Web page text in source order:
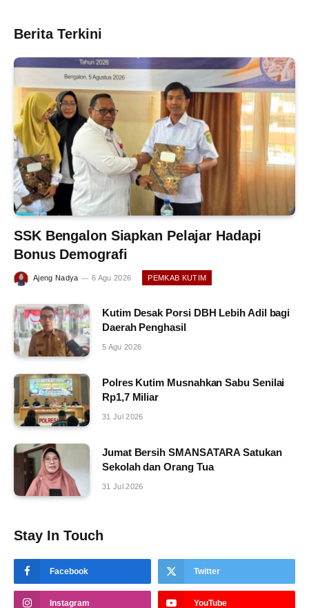
Berita Terkini
SSK Bengalon Siapkan Pelajar Hadapi
Bonus Demografi
Ajeng Nadya 6 Agu 2026 PEMKAB KUTIM
Kutim Desak Porsi DBH Lebih Adil bagi
Daerah Penghasil
5 Agu 2026
Polres Kutim Musnahkan Sabu Senilai
Rp1,7 Miliar
31 Jul 2026
Jumat Bersih SMANSATARA Satukan
Sekolah dan Orang Tua
31 Jul 2026
Stay In Touch
Facebook Twitter
Instagram YouTube